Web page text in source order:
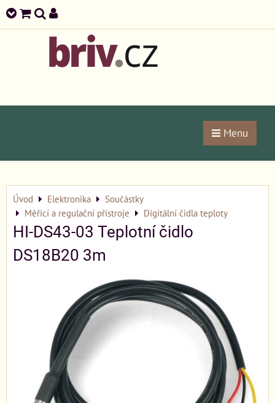
Menu
Úvod Elektronika
Součástky
Měřicí a regulační přístroje
Digitální čidla teploty
HI-DS43-03 Teplotní čidlo
DS18B20 3m